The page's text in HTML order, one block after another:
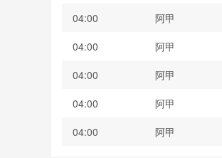
04:00
阿甲
04:00
阿甲
04:00
阿甲
04:00
阿甲
04:00
阿甲